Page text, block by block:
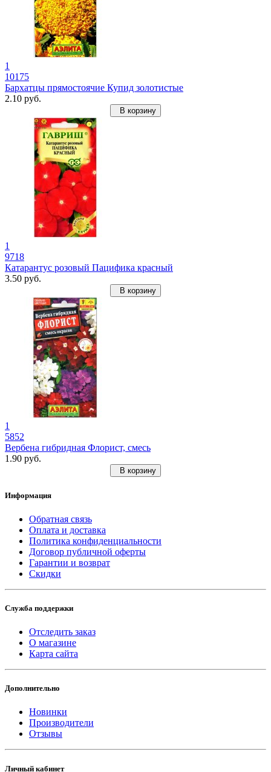
1
10175
Бархатцы прямостоячие Купид золотистые
2.10 руб.
В корзину
1
9718
Катарантус розовый Пацифика красный
3.50 руб.
В корзину
1
5852
Вербена гибридная Флорист, смесь
1.90 руб.
В корзину
Информация
Обратная связь
Оплата и доставка
Политика конфиденциальности
Договор публичной оферты
Гарантии и возврат
Скидки
Служба поддержки
Отследить заказ
О магазине
Карта сайта
Дополнительно
Новинки
Производители
Отзывы
Личный кабинет